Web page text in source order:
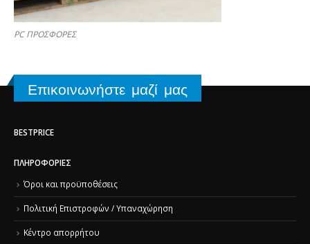
PC ΠΡΟΣΦΟΡΕΣ
Επικοινωνήστε μαζί μας
BESTPRICE
ΠΛΗΡΟΦΟΡΊΕΣ
Όροι και προϋποθέσεις
Πολιτική Επιστροφών / Υπαναχώρηση
Κέντρο απορρήτου